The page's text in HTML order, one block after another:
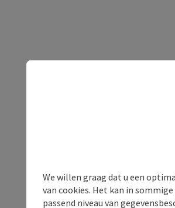
We willen graag dat u een
van cookies. Het kan in
passend niveau van